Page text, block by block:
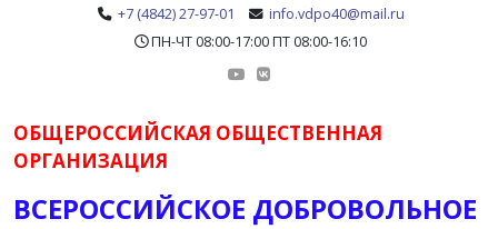
+7 (4842) 27-97-01
info.vdpo40@mail.ru
ПН-ЧТ 08:00-17:00 ПТ 08:00-16:10
ОБЩЕРОССИЙСКАЯ ОБЩЕСТВЕННАЯ
ОРГАНИЗАЦИЯ
ВСЕРОССИЙСКОЕ ДОБРОВОЛЬНОЕ